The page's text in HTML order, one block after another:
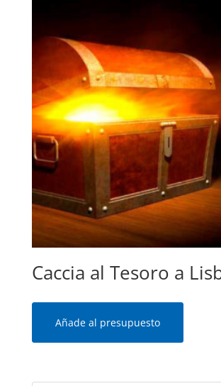
Caccia al Tesoro a
Añade al presupuesto